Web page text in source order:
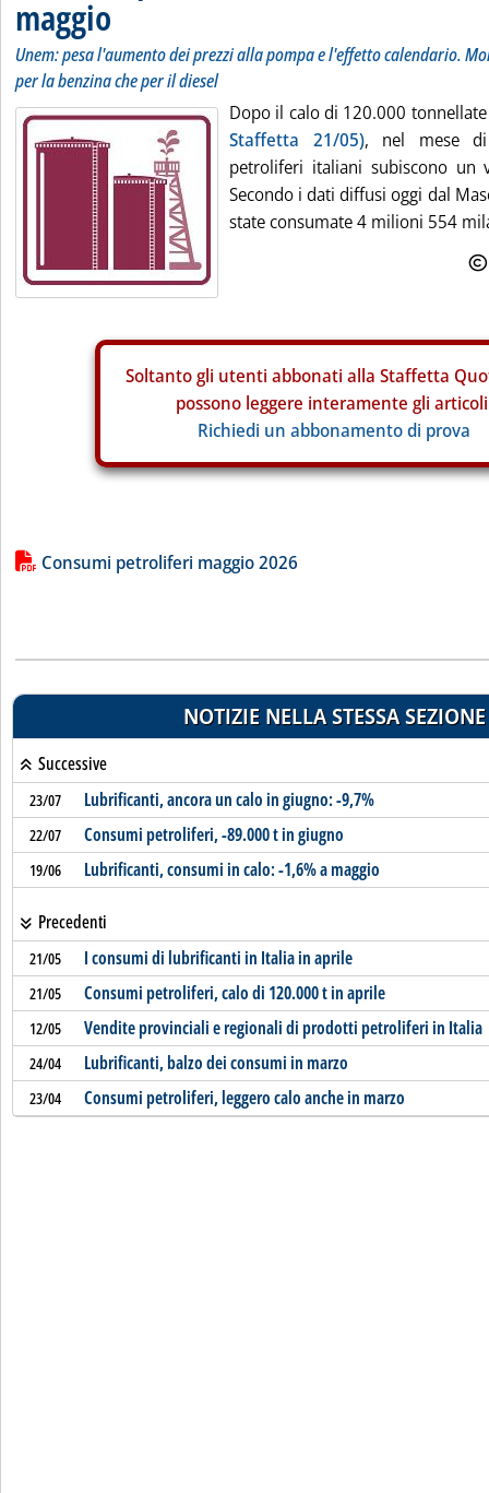
maggio
Unem: pesa l'aumento dei prezzi alla pompa e l'effetto calendario.
per la benzina che per il diesel
Dopo il calo di 120.000
Staffetta 21/05), nel mese
petroliferi italiani subiscono un
Secondo i dati diffusi oggi dal
state consumate 4 milioni 554
Soltanto gli utenti abbonati alla Staffetta
possono leggere interamente gli
Richiedi un abbonamento di prova
Lista allegati PDF alla notizia
Consumi petroliferi maggio 2026
NOTIZIE NELLA STESSA SEZIONE
Successive
23/07 Lubrificanti, ancora un calo in giugno: -9,7%
22/07 Consumi petroliferi, -89.000 t in giugno
19/06 Lubrificanti, consumi in calo: -1,6% a maggio
Precedenti
21/05 I consumi di lubrificanti in Italia in aprile
21/05 Consumi petroliferi, calo di 120.000 t in aprile
12/05 Vendite provinciali e regionali di prodotti petroliferi in Italia
24/04 Lubrificanti, balzo dei consumi in marzo
23/04 Consumi petroliferi, leggero calo anche in marzo